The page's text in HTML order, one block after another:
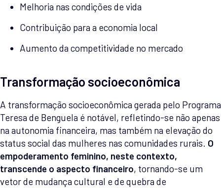
Melhoria nas condições de vida
Contribuição para a economia local
Aumento da competitividade no mercado
Transformação socioeconômica
A transformação socioeconômica gerada pelo Programa
Teresa de Benguela é notável, refletindo-se não apenas
na autonomia financeira, mas também na elevação do
status social das mulheres nas comunidades rurais. O
empoderamento feminino, neste contexto,
transcende o aspecto financeiro, tornando-se um
vetor de mudança cultural e de quebra de